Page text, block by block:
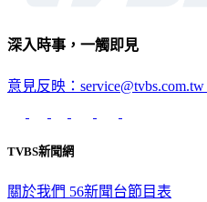
深入時事，一觸即見
意見反映：service@tvbs.com.tw
TVBS新聞網
關於我們 56新聞台節目表